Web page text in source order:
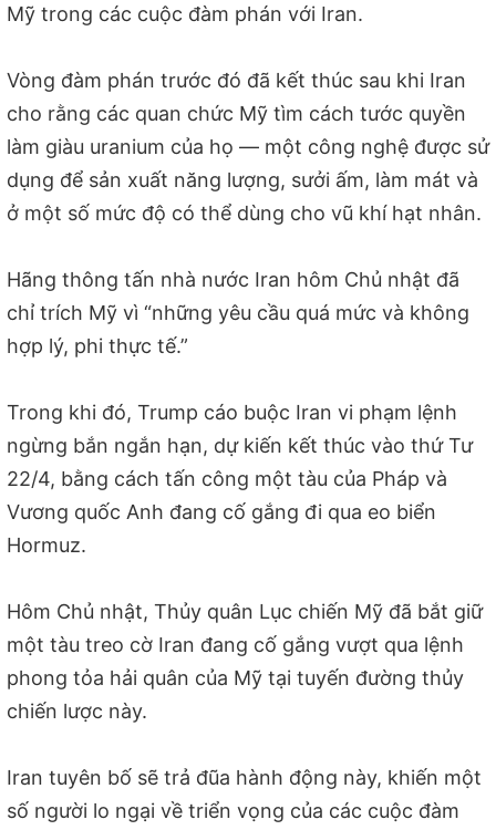
Mỹ trong các cuộc đàm phán với Iran.
Vòng đàm phán trước đó đã kết thúc sau khi Iran
cho rằng các quan chức Mỹ tìm cách tước quyền
làm giàu uranium của họ — một công nghệ được sử
dụng để sản xuất năng lượng, sưởi ấm, làm mát và
ở một số mức độ có thể dùng cho vũ khí hạt nhân.
Hãng thông tấn nhà nước Iran hôm Chủ nhật đã
chỉ trích Mỹ vì “những yêu cầu quá mức và không
hợp lý, phi thực tế.”
Trong khi đó, Trump cáo buộc Iran vi phạm lệnh
ngừng bắn ngắn hạn, dự kiến kết thúc vào thứ Tư
22/4, bằng cách tấn công một tàu của Pháp và
Vương quốc Anh đang cố gắng đi qua eo biển
Hormuz.
Hôm Chủ nhật, Thủy quân Lục chiến Mỹ đã bắt giữ
một tàu treo cờ Iran đang cố gắng vượt qua lệnh
phong tỏa hải quân của Mỹ tại tuyến đường thủy
chiến lược này.
Iran tuyên bố sẽ trả đũa hành động này, khiến một
số người lo ngại về triển vọng của các cuộc đàm